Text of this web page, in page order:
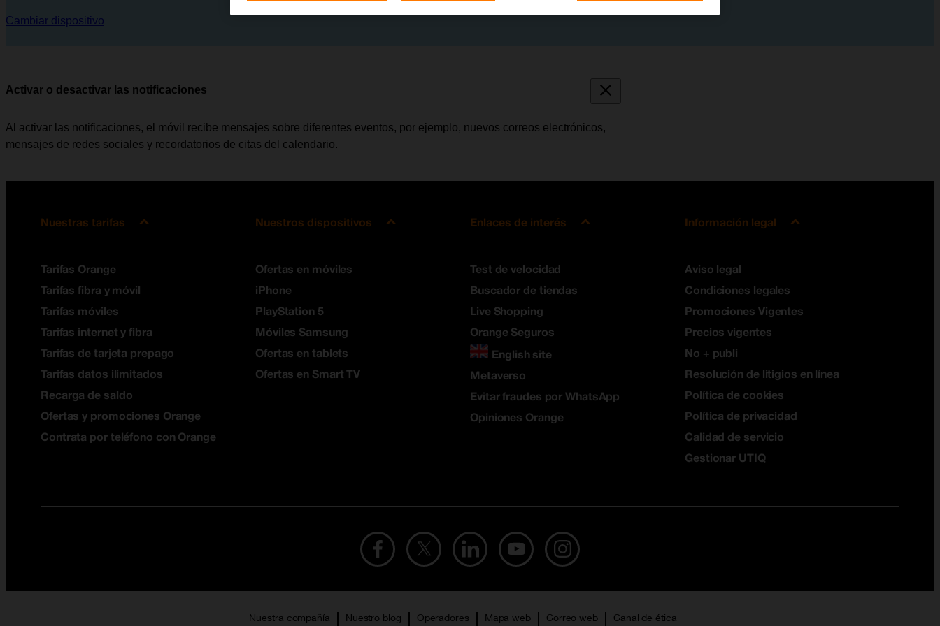
Cambiar dispositivo
Activar o desactivar las notificaciones
Al activar las notificaciones, el móvil recibe mensajes sobre diferentes eventos, por ejemplo, nuevos correos electrónicos,
mensajes de redes sociales y recordatorios de citas del calendario.
Nuestras tarifas
Tarifas Orange
Tarifas fibra y móvil
Tarifas móviles
Tarifas internet y fibra
Tarifas de tarjeta prepago
Tarifas datos ilimitados
Recarga de saldo
Ofertas y promociones Orange
Contrata por teléfono con Orange
Nuestros dispositivos
Ofertas en móviles
iPhone
PlayStation 5
Móviles Samsung
Ofertas en tablets
Ofertas en Smart TV
Enlaces de interés
Test de velocidad
Buscador de tiendas
Live Shopping
Orange Seguros
English site
Metaverso
Evitar fraudes por WhatsApp
Opiniones Orange
Información legal
Aviso legal
Condiciones legales
Promociones Vigentes
Precios vigentes
No + publi
Resolución de litigios en línea
Política de cookies
Política de privacidad
Calidad de servicio
Gestionar UTIQ
Nuestra compañía Nuestro blog Operadores Mapa web Correo web Canal de ética